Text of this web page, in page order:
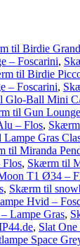
til Birdie
– Foscarini,
til Birdie
– Foscarini,
Glo-Ball Mini
til Gun
– Flos,
Gras
til Miranda
, Skærm til
T1 Ø34 –
, Skærm til
Hvid –
Lampe Gras,
, Slat
Space